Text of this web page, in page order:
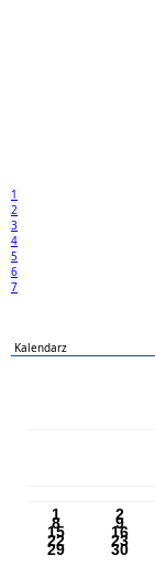
1
2
3
4
5
6
7
Kalendarz
1 2
8 9
15 16
22 23
29 30